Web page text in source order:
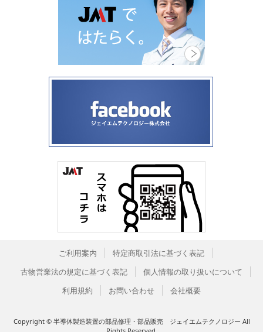
ご利用案内
特定商取引法に基づく表記
古物営業法の規定に基づく表記
個人情報の取り扱いについて
利用規約
お問い合わせ 会社概要
Copyright © 半導体製造装置の部品修理・部品販売 ジェイエムテクノロジー All